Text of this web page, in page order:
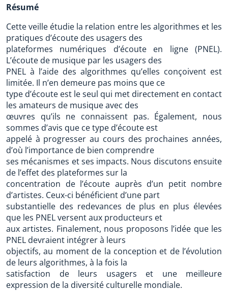
Résumé
Cette veille étudie la relation entre les algorithmes et les
pratiques d’écoute des usagers des
plateformes numériques d’écoute en ligne (PNEL).
L’écoute de musique par les usagers des
PNEL à l’aide des algorithmes qu’elles conçoivent est
limitée. Il n’en demeure pas moins que ce
type d’écoute est le seul qui met directement en contact
les amateurs de musique avec des
œuvres qu’ils ne connaissent pas. Également, nous
sommes d’avis que ce type d’écoute est
appelé à progresser au cours des prochaines années,
d’où l’importance de bien comprendre
ses mécanismes et ses impacts. Nous discutons ensuite
de l’effet des plateformes sur la
concentration de l’écoute auprès d’un petit nombre
d’artistes. Ceux-ci bénéficient d’une part
substantielle des redevances de plus en plus élevées
que les PNEL versent aux producteurs et
aux artistes. Finalement, nous proposons l’idée que les
PNEL devraient intégrer à leurs
objectifs, au moment de la conception et de l’évolution
de leurs algorithmes, à la fois la
satisfaction de leurs usagers et une meilleure
expression de la diversité culturelle mondiale.